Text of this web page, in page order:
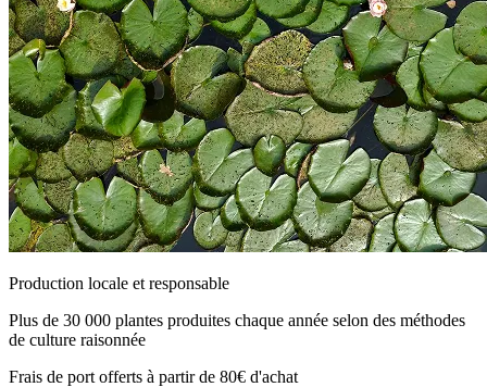
Production locale et responsable
Plus de 30 000 plantes produites chaque année selon des méthodes
de culture raisonnée
Frais de port offerts à partir de 80€ d'achat